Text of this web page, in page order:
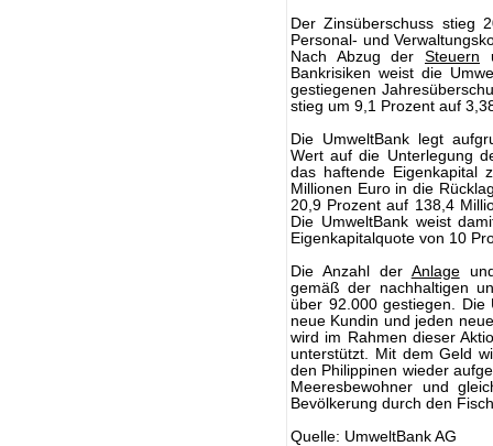
Der Zinsüberschuss stieg
Personal- und
Nach Abzug der Steuern
Bankrisiken weist die
gestiegenen
stieg um 9,1 Prozent auf
Die UmweltBank legt
Wert auf die Unterlegung
das haftende Eigenkapital
Millionen Euro in die
20,9 Prozent auf 138,4
Die UmweltBank weist
Eigenkapitalquote von 10
Die Anzahl der Anlageund
gemäß der nachhaltigen
über 92.000 gestiegen. Die
neue Kundin und jeden
wird im Rahmen dieser
unterstützt. Mit dem Geld
den Philippinen wieder
Meeresbewohner und
Bevölkerung durch den
Quelle: UmweltBank AG